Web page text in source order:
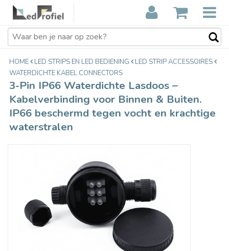
3-Pin IP66 Waterdichte Lasdoos –
Kabelverbinding voor Binnen &
Buiten. IP66 beschermd tegen vocht
en krachtige waterstralen
€6,49
HOME LED STRIPS EN LED BEDIENING
LED STRIP ACCESSOIRES
WATERDICHTE KABEL CONNECTORS
3-Pin IP66 Waterdichte Lasdoos –
Kabelverbinding voor Binnen & Buiten.
IP66 beschermd tegen vocht en krachtige
waterstralen